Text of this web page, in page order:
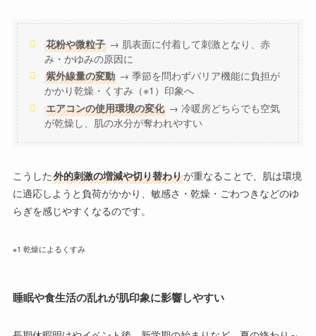
花粉や微粒子 → 肌表面に付着して刺激となり、赤
み・かゆみの原因に
紫外線量の変動 → 季節を問わずバリア機能に負担が
かかり乾燥・くすみ（※1）印象へ
エアコンの使用環境の変化 → 冷暖房どちらでも空気
が乾燥し、肌の水分が奪われやすい
こうした外的刺激の増減や切り替わりが重なることで、肌は環境
に適応しようと負荷がかかり、 敏感さ・乾燥・ごわつきなどのゆ
らぎを感じやすくなるのです。
※1 乾燥によるくすみ
睡眠や食生活の乱れが肌印象に影響しやすい